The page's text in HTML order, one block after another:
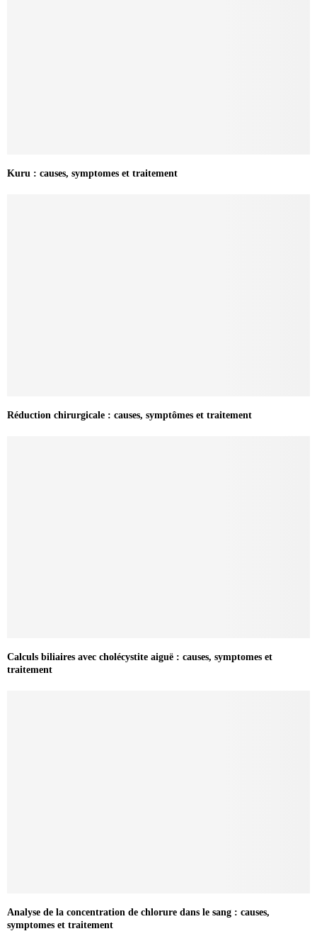
Kuru : causes, symptomes et traitement
Réduction chirurgicale : causes, symptômes et traitement
Calculs biliaires avec cholécystite aiguë : causes, symptomes et
traitement
Analyse de la concentration de chlorure dans le sang : causes,
symptomes et traitement